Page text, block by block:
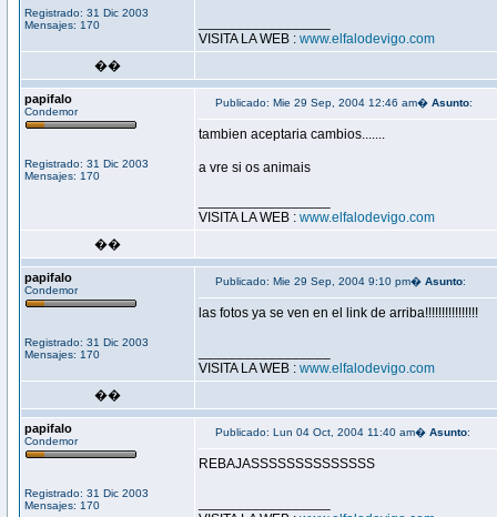
Registrado: 31 Dic 2003
Mensajes: 170
VISITA LA WEB : www.elfalodevigo.com
��
papifalo
Condemor
Registrado: 31 Dic 2003
Mensajes: 170
Publicado: Mie 29 Sep, 2004 12:46 am� Asunto:
tambien aceptaria cambios.......
a vre si os animais
VISITA LA WEB : www.elfalodevigo.com
��
papifalo
Condemor
Registrado: 31 Dic 2003
Mensajes: 170
Publicado: Mie 29 Sep, 2004 9:10 pm� Asunto:
las fotos ya se ven en el link de arriba!!!!!!!!!!!!!!!!
VISITA LA WEB : www.elfalodevigo.com
��
papifalo
Condemor
Registrado: 31 Dic 2003
Mensajes: 170
Publicado: Lun 04 Oct, 2004 11:40 am� Asunto:
REBAJASSSSSSSSSSSSSS